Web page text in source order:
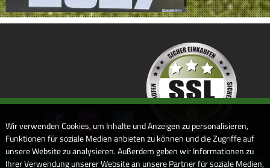
Wir verwenden Cookies, um Inhalte und Anzeigen zu personalisieren,
Funktionen für soziale Medien anbieten zu können und die Zugriffe auf
unsere Website zu analysieren. Außerdem geben wir Informationen zu
Ihrer Verwendung unserer Website an unsere Partner für soziale Medien,